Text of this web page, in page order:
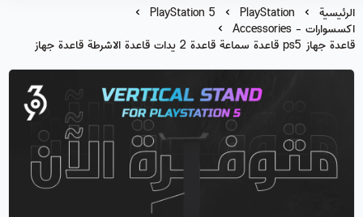
الرئيسية PlayStation
PlayStation 5
اكسسوارات - Accessories
قاعدة جهاز ps5 قاعدة سماعة قاعدة 2 يدات قاعدة الاشرطة قاعدة جهاز